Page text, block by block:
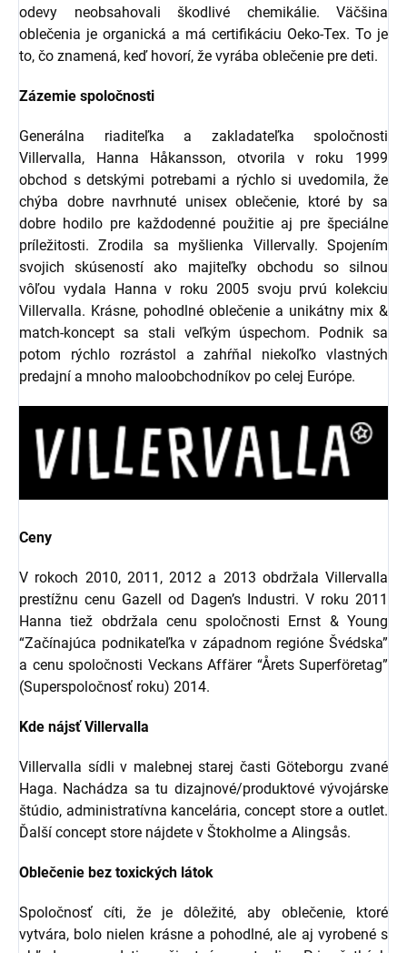
odevy neobsahovali škodlivé chemikálie. Väčšina
oblečenia je organická a má certifikáciu Oeko-Tex. To je
to, čo znamená, keď hovorí, že vyrába oblečenie pre deti.
Zázemie spoločnosti
Generálna riaditeľka a zakladateľka spoločnosti
Villervalla, Hanna Håkansson, otvorila v roku 1999
obchod s detskými potrebami a rýchlo si uvedomila, že
chýba dobre navrhnuté unisex oblečenie, ktoré by sa
dobre hodilo pre každodenné použitie aj pre špeciálne
príležitosti. Zrodila sa myšlienka Villervally. Spojením
svojich skúseností ako majiteľky obchodu so silnou
vôľou vydala Hanna v roku 2005 svoju prvú kolekciu
Villervalla. Krásne, pohodlné oblečenie a unikátny mix &
match-koncept sa stali veľkým úspechom. Podnik sa
potom rýchlo rozrástol a zahŕňal niekoľko vlastných
predajní a mnoho maloobchodníkov po celej Európe.
Ceny
V rokoch 2010, 2011, 2012 a 2013 obdržala Villervalla
prestížnu cenu Gazell od Dagen’s Industri. V roku 2011
Hanna tiež obdržala cenu spoločnosti Ernst & Young
“Začínajúca podnikateľka v západnom regióne Švédska”
a cenu spoločnosti Veckans Affärer “Årets Superföretag”
(Superspoločnosť roku) 2014.
Kde nájsť Villervalla
Villervalla sídli v malebnej starej časti Göteborgu zvané
Haga. Nachádza sa tu dizajnové/produktové vývojárske
štúdio, administratívna kancelária, concept store a outlet.
Ďalší concept store nájdete v Štokholme a Alingsås.
Oblečenie bez toxických látok
Spoločnosť cíti, že je dôležité, aby oblečenie, ktoré
vytvára, bolo nielen krásne a pohodlné, ale aj vyrobené s